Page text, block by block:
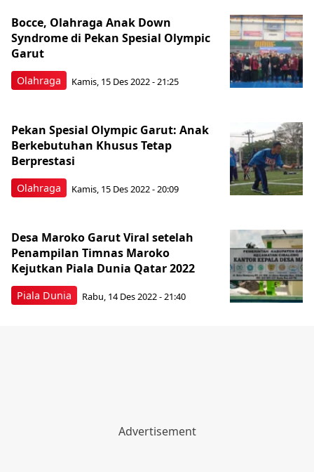
Olahraga
Bocce, Olahraga Anak Down
Syndrome di Pekan Spesial Olympic
Garut
Kamis, 15 Des 2022 - 21:25
Olahraga
Pekan Spesial Olympic Garut: Anak
Berkebutuhan Khusus Tetap
Berprestasi
Kamis, 15 Des 2022 - 20:09
Piala Dunia
Desa Maroko Garut Viral setelah
Penampilan Timnas Maroko
Kejutkan Piala Dunia Qatar 2022
Rabu, 14 Des 2022 - 21:40